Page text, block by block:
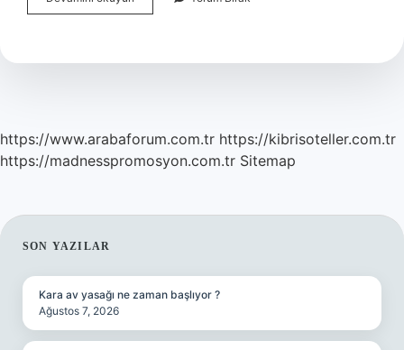
Ne
https://www.arabaforum.com.tr https://kibrisoteller.com.tr
https://madnesspromosyon.com.tr Sitemap
SIDEBAR
SON YAZILAR
Kara av yasağı ne zaman başlıyor ?
Ağustos 7, 2026